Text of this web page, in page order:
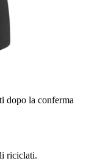
dopo la conferma
riciclati.